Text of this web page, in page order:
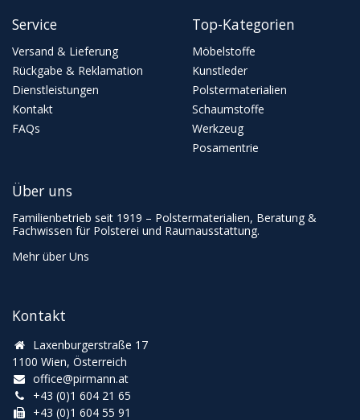
Service
Versand & Lieferung
Rückgabe & Reklamation
Dienstleistungen
Kontakt
FAQs
Top-Kategorien
Möbelstoffe
Kunstleder
Polstermaterialien
Schaumstoffe
Werkzeug
Posamentrie
Kontakt
Laxenburgerstraße 17
1100 Wien, Österreich
office@pirmann.at
+43 (0)1 604 21 65
+43 (0)1 604 55 91
Über uns
Familienbetrieb seit 1919 – Polstermaterialien, Beratung &
Fachwissen für Polsterei und Raumausstattung.
Mehr über Uns